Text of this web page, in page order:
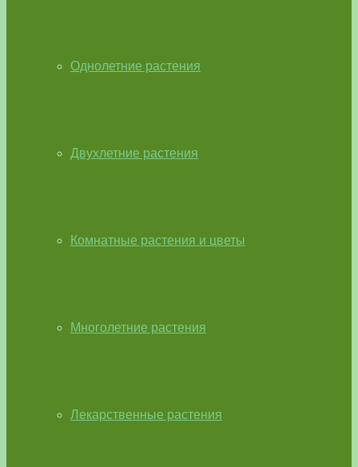
Однолетние растения
Двухлетние растения
Комнатные растения и цветы
Многолетние растения
Лекарственные растения